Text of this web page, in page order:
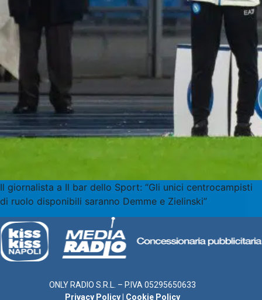
Il giornalista a Il bar dello Sport: “Gli unici centrocampisti
di ruolo disponibili saranno Demme e Zielinski”
ONLY RADIO S.R.L. – P.IVA 05295650633
Privacy Policy
Cookie Policy